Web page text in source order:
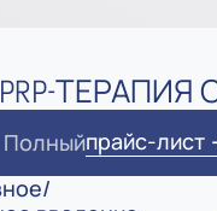
ТЕРАПИЯ
Полныйпрайс-лист